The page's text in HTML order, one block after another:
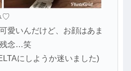
♡
愛いんだけど、お顔はあま
残念…笑
にしようか迷いました)